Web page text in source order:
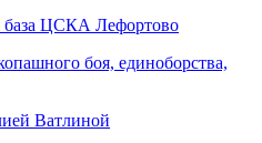
база ЦСКА Лефортово
боя, единоборства,
Ватлиной